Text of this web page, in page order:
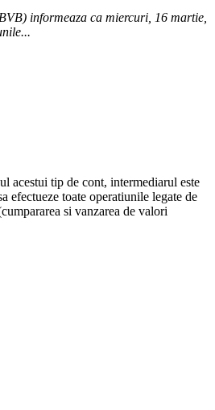
informeaza ca miercuri, 16 martie,
acestui tip de cont, intermediarul este
efectueze toate operatiunile legate de
si vanzarea de valori